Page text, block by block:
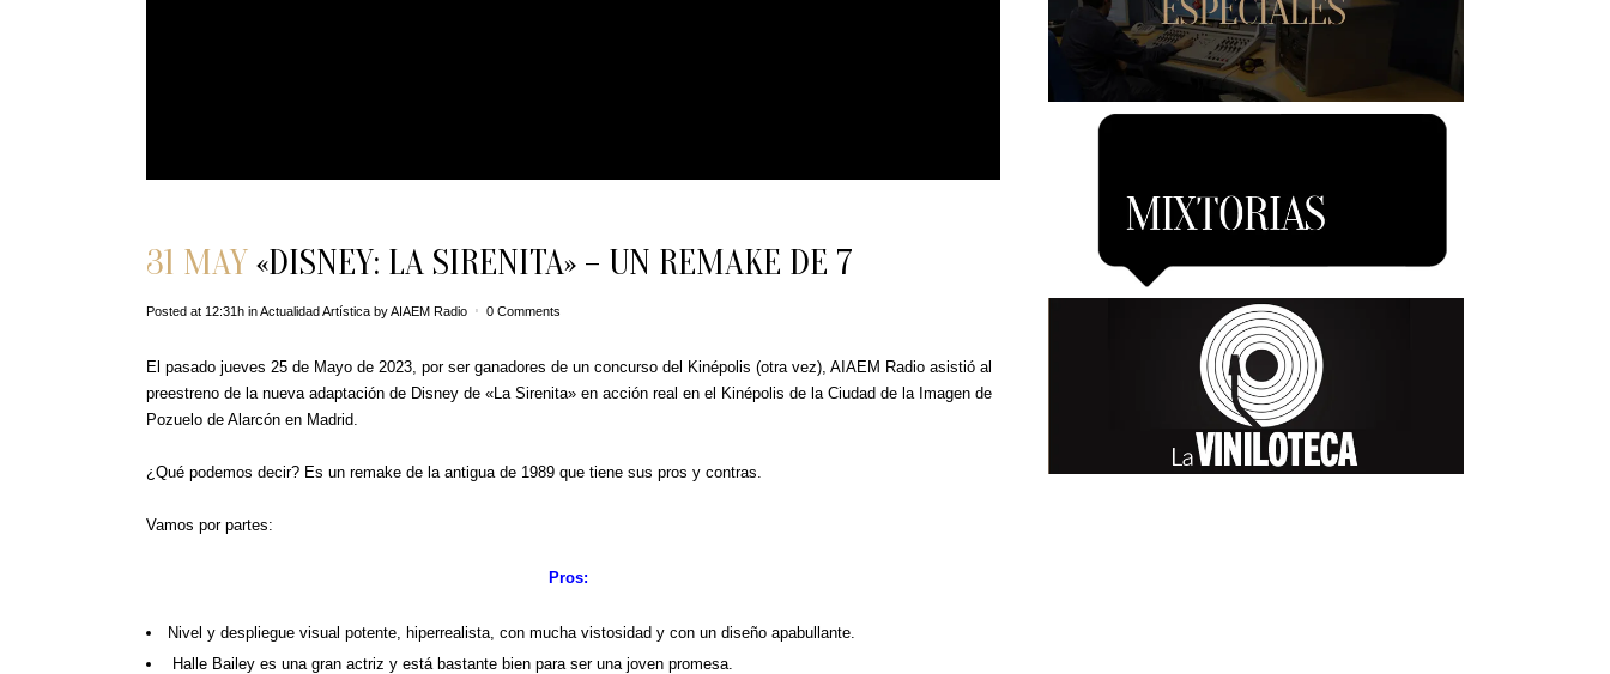
31 MAY «DISNEY: LA SIRENITA» – UN REMAKE DE 7
Posted at 12:31h inActualidad Artística byAIAEM Radio 0 Comments
El pasado jueves 25 de Mayo de 2023, por ser ganadores de un concurso del Kinépolis (otra vez), AIAEM Radio asistió al
preestreno de la nueva adaptación de Disney de «La Sirenita» en acción real en el Kinépolis de la Ciudad de la Imagen de
Pozuelo de Alarcón en Madrid.
¿Qué podemos decir? Es un remake de la antigua de 1989 que tiene sus pros y contras.
Vamos por partes:
Pros:
Nivel y despliegue visual potente, hiperrealista, con mucha vistosidad y con un diseño apabullante.
Halle Bailey es una gran actriz y está bastante bien para ser una joven promesa.